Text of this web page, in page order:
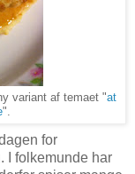
variant af temaet "at
".
for
I folkemunde har